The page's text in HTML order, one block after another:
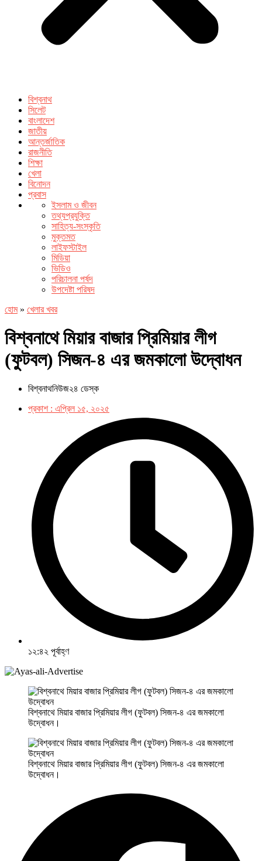
বিশ্বনাথ
সিলেট
বাংলাদেশ
জাতীয়
আন্তর্জাতিক
রাজনীতি
শিক্ষা
খেলা
বিনোদন
প্রবাস
ইসলাম ও জীবন
তথ্যপ্রযুক্তি
সাহিত্য-সংস্কৃতি
মুক্তমত
লাইফস্টাইল
মিডিয়া
ভিডিও
পরিচালনা পর্ষদ
উপদেষ্টা পরিষদ
হোম» খেলার খবর
বিশ্বনাথে মিয়ার বাজার প্রিমিয়ার লীগ
(ফুটবল) সিজন-৪ এর জমকালো উদ্বোধন
বিশ্বনাথনিউজ২৪ ডেস্ক
প্রকাশ : এপ্রিল ১৫, ২০২৫
১২:৪২ পূর্বাহ্ণ
বিশ্বনাথে মিয়ার বাজার প্রিমিয়ার লীগ (ফুটবল) সিজন-৪ এর জমকালো
উদ্বোধন।
বিশ্বনাথে মিয়ার বাজার প্রিমিয়ার লীগ (ফুটবল) সিজন-৪ এর জমকালো
উদ্বোধন।